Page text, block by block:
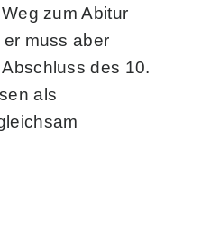
zum Abitur
muss aber
des 10.
als